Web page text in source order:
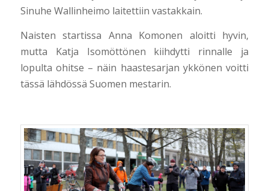
Sinuhe Wallinheimo laitettiin vastakkain.
Naisten startissa Anna Komonen aloitti hyvin,
mutta Katja Isomöttönen kiihdytti rinnalle ja
lopulta ohitse – näin haastesarjan ykkönen voitti
tässä lähdössä Suomen mestarin.